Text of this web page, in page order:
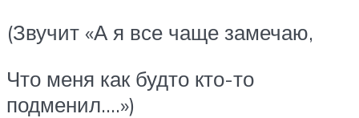
(Звучит «А я все чаще замечаю,
Что меня как будто кто-то
подменил….»)